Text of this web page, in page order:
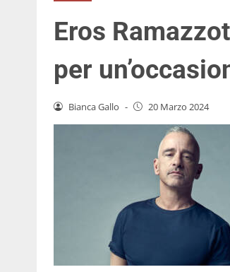
Eros
per
Bianca Gallo - 20 Marzo 2024